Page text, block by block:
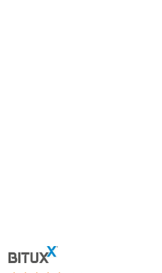
NAZWA
PRODUCENTA:
BITUXX